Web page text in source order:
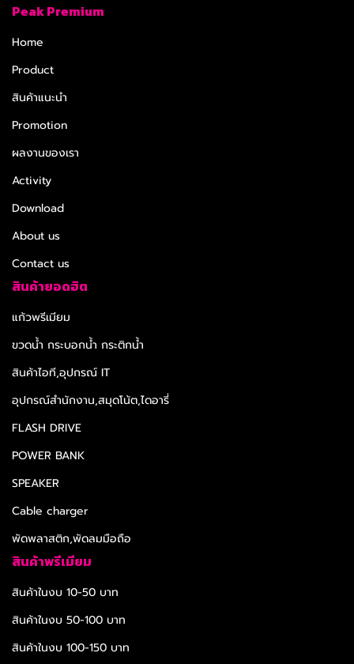
Peak Premium
Home
Product
สินค้าแนะนำ
Promotion
ผลงานของเรา
Activity
Download
About us
Contact us
สินค้ายอดฮิต
แก้วพรีเมียม
ขวดน้ำ กระบอกน้ำ กระติกน้ำ
สินค้าไอที,อุปกรณ์ IT
อุปกรณ์สำนักงาน,สมุดโน้ต,ไดอารี่
FLASH DRIVE
POWER BANK
SPEAKER
Cable charger
พัดพลาสติก,พัดลมมือถือ
สินค้าพรีเมียม
สินค้าในงบ 10-50 บาท
สินค้าในงบ 50-100 บาท
สินค้าในงบ 100-150 บาท